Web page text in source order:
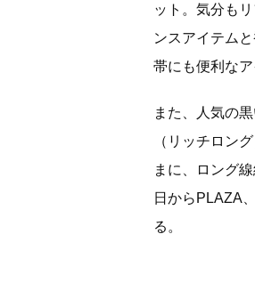
ット。気分も
ンスアイテム
帯にも便利なア
また、人気の
（リッチロン
まに、ロング
日からPLAZA
る。